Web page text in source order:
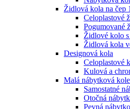
Židlová kola na čep
Celoplastové
Pogumované
Židlové kolo
Židlová kola
Designová kola
Celoplastové
Kulová a
Malá nábytková
Samostatné
Otočná
Pevná